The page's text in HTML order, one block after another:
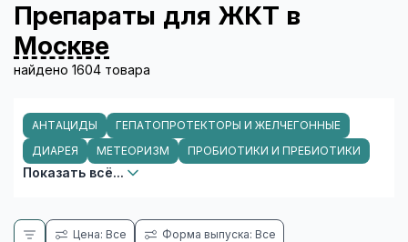
Препараты для ЖКТ в
Москве
найдено 1604 товара
АНТАЦИДЫ
ГЕПАТОПРОТЕКТОРЫ И ЖЕЛЧЕГОННЫЕ
ДИАРЕЯ
МЕТЕОРИЗМ ПРОБИОТИКИ И ПРЕБИОТИКИ
Показать всё...
Цена: Все Форма выпуска: Все